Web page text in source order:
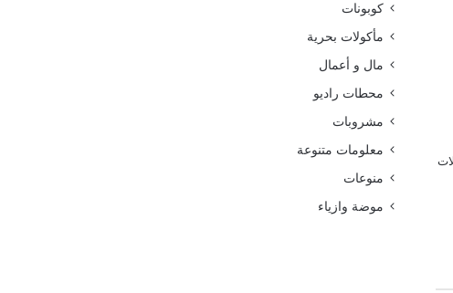
كوبونات
مأكولات بحرية
مال و أعمال
محطات راديو
مشروبات
معلومات متنوعة
منوعات
موضة وازياء